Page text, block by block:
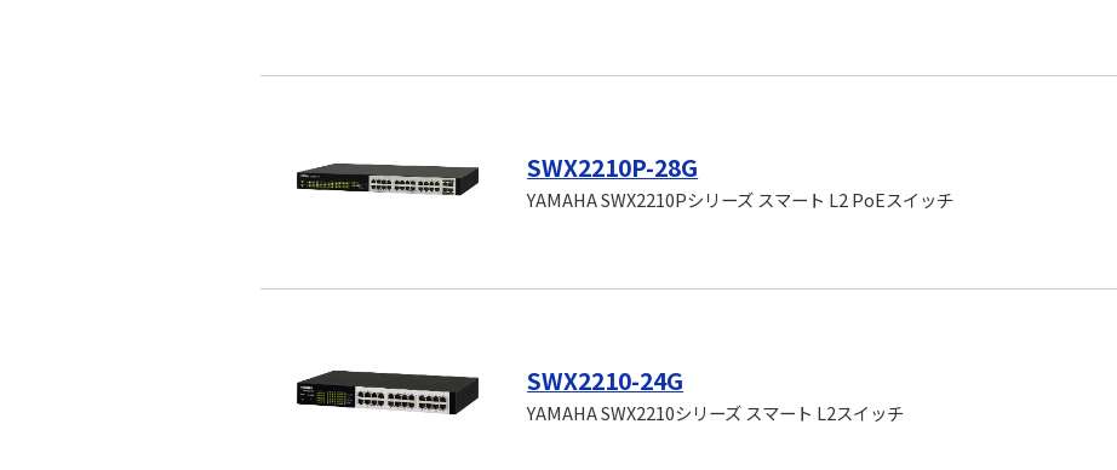
SWX2210P-28G
YAMAHA SWX2210Pシリーズ スマート L2 PoEスイッチ
SWX2210-24G
YAMAHA SWX2210シリーズ スマート L2スイッチ